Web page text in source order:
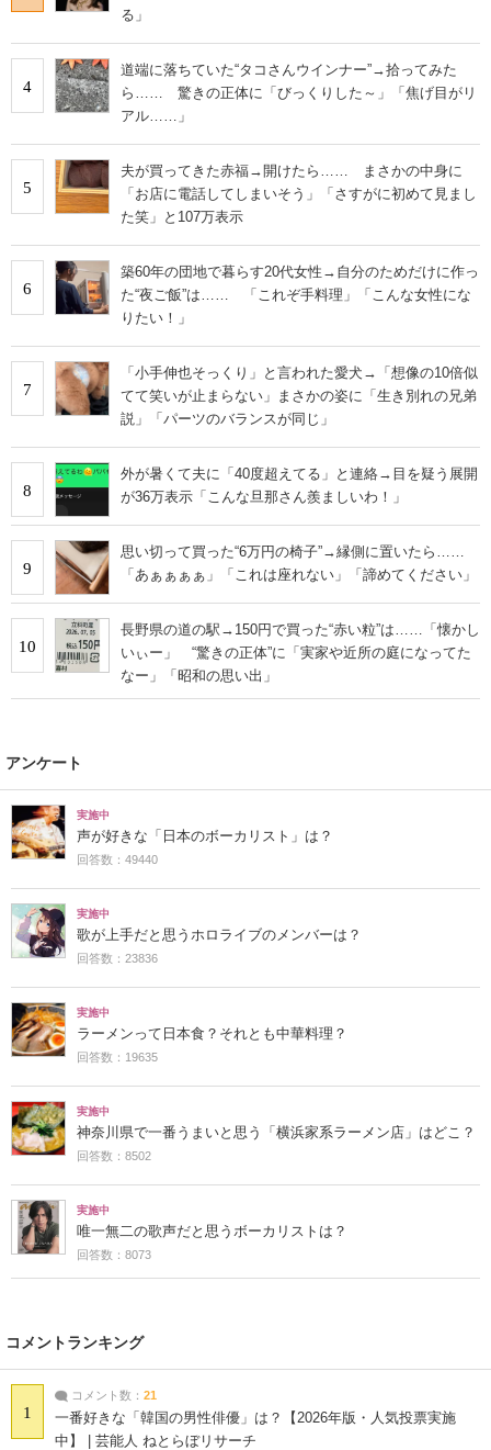
る」
4
道端に落ちていた“タコさんウインナー”→拾ってみた
ら…… 驚きの正体に「びっくりした～」「焦げ目がリ
アル……」
5
夫が買ってきた赤福→開けたら…… まさかの中身に
「お店に電話してしまいそう」「さすがに初めて見まし
た笑」と107万表示
6
築60年の団地で暮らす20代女性→自分のためだけに作っ
た“夜ご飯”は…… 「これぞ手料理」「こんな女性にな
りたい！」
7
「小手伸也そっくり」と言われた愛犬→「想像の10倍似
てて笑いが止まらない」まさかの姿に「生き別れの兄弟
説」「パーツのバランスが同じ」
8
外が暑くて夫に「40度超えてる」と連絡→目を疑う展開
が36万表示「こんな旦那さん羨ましいわ！」
9
思い切って買った“6万円の椅子”→縁側に置いたら……
「あぁぁぁぁ」「これは座れない」「諦めてください」
10
長野県の道の駅→150円で買った“赤い粒”は……「懐かし
いぃー」 “驚きの正体”に「実家や近所の庭になってた
なー」「昭和の思い出」
アンケート
実施中
声が好きな「日本のボーカリスト」は？
回答数：49440
実施中
歌が上手だと思うホロライブのメンバーは？
回答数：23836
実施中
ラーメンって日本食？それとも中華料理？
回答数：19635
実施中
神奈川県で一番うまいと思う「横浜家系ラーメン店」はどこ？
回答数：8502
実施中
唯一無二の歌声だと思うボーカリストは？
回答数：8073
コメントランキング
1
コメント数： 21
一番好きな「韓国の男性俳優」は？【2026年版・人気投票実施
中】 | 芸能人 ねとらぼリサーチ